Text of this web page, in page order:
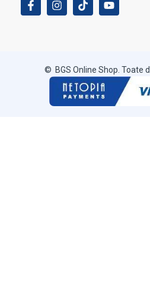
© BGS Online Shop. Toate